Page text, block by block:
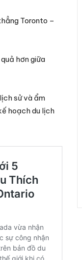
Toronto –
hơn giữa
sử và ẩm
hoạch du lịch